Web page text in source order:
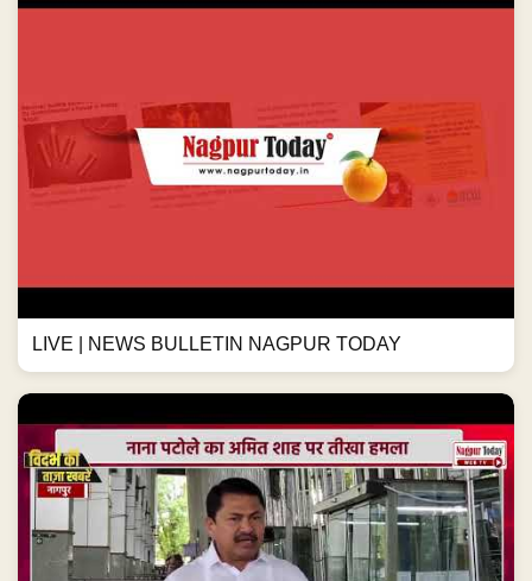
LIVE | NEWS BULLETIN NAGPUR TODAY